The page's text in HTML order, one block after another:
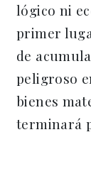
lógico ni
primer
de
peligroso
bienes
terminará